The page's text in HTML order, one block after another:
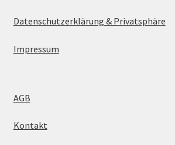
Datenschutzerklärung & Privatsphäre
Impressum
AGB
Kontakt